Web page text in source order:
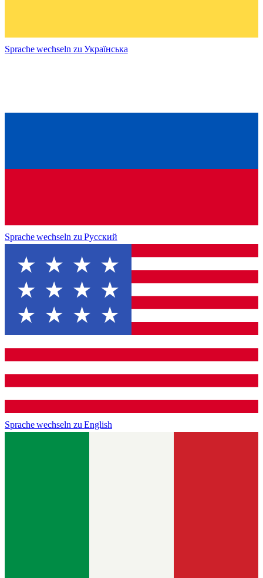
Sprache wechseln zuУкраїнська
Sprache wechseln zuРусский
Sprache wechseln zuEnglish